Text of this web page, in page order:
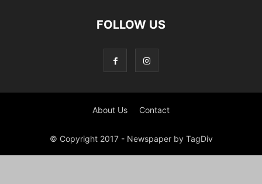
FOLLOW US
About Us Contact
© Copyright 2017 - Newspaper by TagDiv